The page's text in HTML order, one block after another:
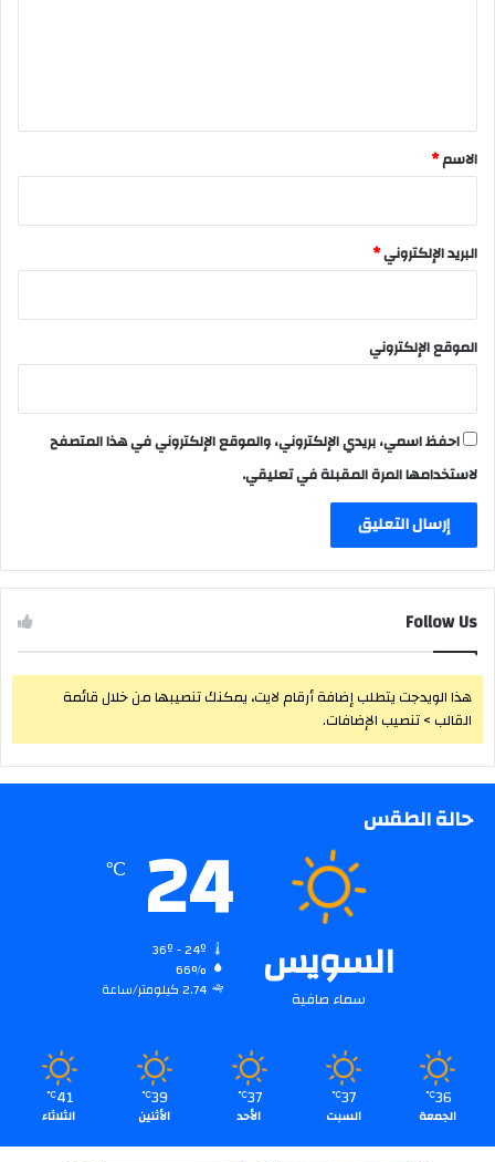
*
الاسم*
البريد الإلكتروني*
الموقع الإلكتروني
احفظ اسمي، بريدي الإلكتروني، والموقع الإلكتروني في هذا المتصفح
لاستخدامها المرة المقبلة في تعليقي.
Follow Us
هذا الويدجت يتطلب إضافة أرقام لايت، يمكنك تنصيبها من خلال قائمة
القالب > تنصيب الإضافات.
حالة الطقس
السويس
سماء صافية
24
℃
66%
2.74 كيلومتر/ساعة
36
℃
الجمعة
37
℃
السبت
37
℃
الأحد
39
℃
الأثنين
41
℃
الثلاثاء